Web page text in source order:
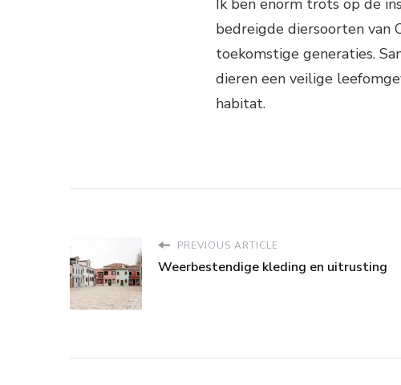
Ik ben enorm trots op de
bedreigde diersoorten van
toekomstige generaties.
dieren een veilige
habitat.
PREVIOUS ARTICLE
Weerbestendige kleding en uitrusting